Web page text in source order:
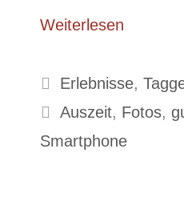
Weiterlesen
Kategorien
Erlebnisse,
Schlagwörter
Auszeit, Fotos,
Smartphone